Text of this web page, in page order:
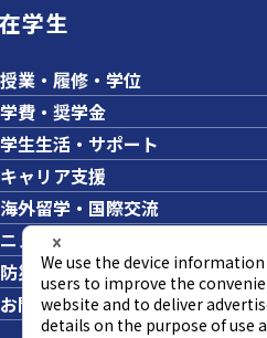
在学生
授業・履修・学位
学費・奨学金
学生生活・サポート
キャリア支援
海外留学・国際交流
ニュース＆イベント
防災・危機管理
お問い合わせ